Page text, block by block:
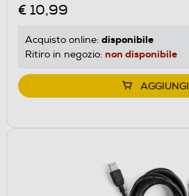
€ 10,99
Acquisto online: disponibile
Ritiro in negozio: non disponibile
AGGIUNGI